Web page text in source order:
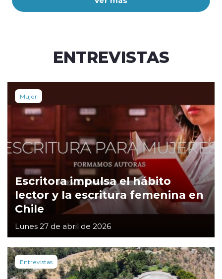
ENTREVISTAS
Mujer
Escritora impulsa el hábito
lector y la escritura femenina en
Chile
Lunes 27 de abril de 2026
Entrevistas